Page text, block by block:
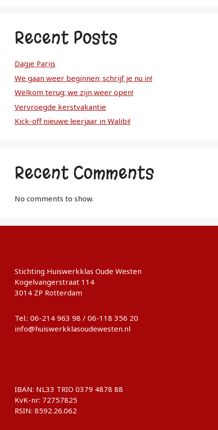
Recent Posts
Dagje Parijs
We gaan weer beginnen; schrijf je nu in!
Welkom terug; we zijn weer open!
Vervroegde kerstvakantie
Kick-off nieuwe leerjaar in Walibi!
Recent Comments
No comments to show.
Stichting Huiswerkklas Oude Westen
Kogelvangerstraat 114
3014 ZP Rotterdam
Tel.: 06-214 963 98 / 06-118 356 20
info@huiswerkklasoudewesten.nl
IBAN: NL33 TRIO 0379 4878 88
KvK-nr: 72757825
RSIN: 8592.26.062